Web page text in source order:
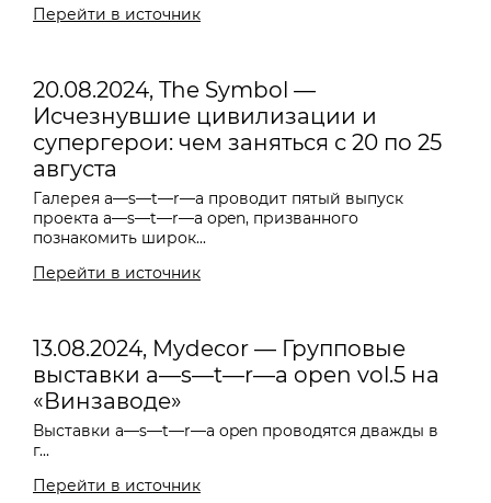
Перейти в источник
20.08.2024, The Symbol —
Исчезнувшие цивилизации и
супергерои: чем заняться с 20 по 25
августа
Галерея a—s—t—r—a проводит пятый выпуск
проекта a—s—t—r—a open, призванного
познакомить широк...
Перейти в источник
13.08.2024, Mydecor — Групповые
выставки a—s—t—r—a open vol.5 на
«Винзаводе»
Выставки a—s—t—r—a open проводятся дважды в
г...
Перейти в источник